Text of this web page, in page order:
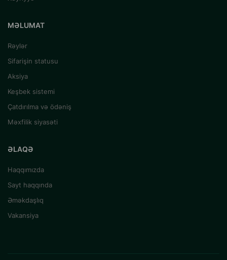
MƏLUMAT
Rəylər
Sifarişin statusu
Aksiya
Keşbek sistemi
Çatdırılma və ödəniş
Məxfilik siyasəti
ƏLAQƏ
Haqqımızda
Sayt haqqında
Əməkdaşlıq
Vakansiya